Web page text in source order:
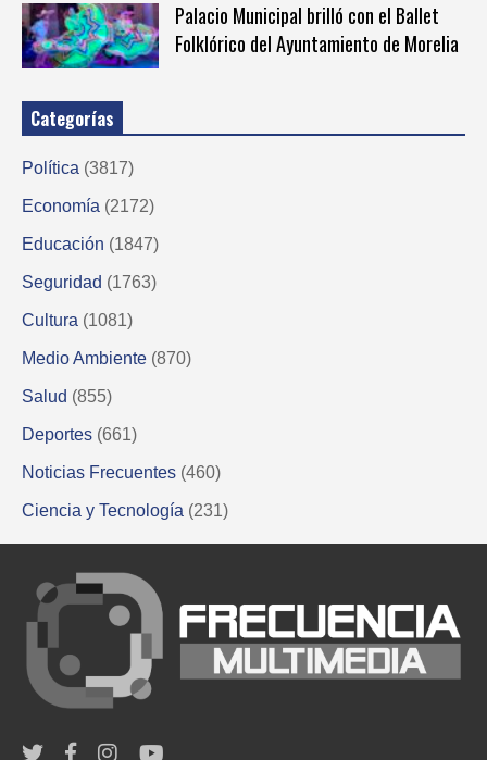
Palacio Municipal brilló con el Ballet
Folklórico del Ayuntamiento de Morelia
Categorías
Política (3817)
Economía (2172)
Educación (1847)
Seguridad (1763)
Cultura (1081)
Medio Ambiente (870)
Salud (855)
Deportes (661)
Noticias Frecuentes (460)
Ciencia y Tecnología (231)